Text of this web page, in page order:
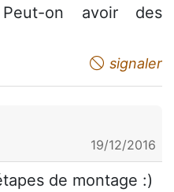
on avoir des
signaler
19/12/2016
de montage :)